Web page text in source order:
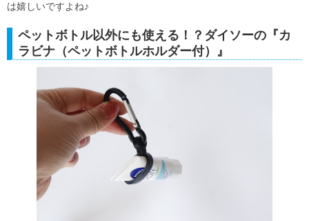
は嬉しいですよね♪
ペットボトル以外にも使える！？ダイソーの『カ
ラビナ（ペットボトルホルダー付）』